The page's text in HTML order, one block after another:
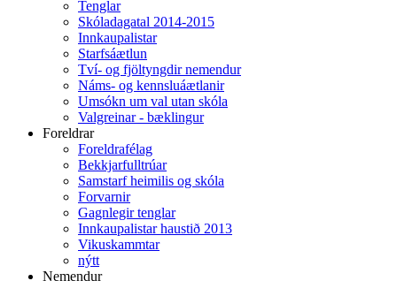
Tenglar
Skóladagatal 2014-2015
Innkaupalistar
Starfsáætlun
Tví- og fjöltyngdir nemendur
Náms- og kennsluáætlanir
Umsókn um val utan skóla
Valgreinar - bæklingur
Foreldrar
Foreldrafélag
Bekkjarfulltrúar
Samstarf heimilis og skóla
Forvarnir
Gagnlegir tenglar
Innkaupalistar haustið 2013
Vikuskammtar
nýtt
Nemendur